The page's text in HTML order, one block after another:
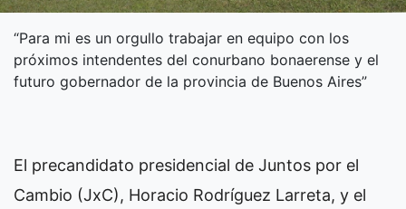
“Para mi es un orgullo trabajar en equipo con los
próximos intendentes del conurbano bonaerense y el
futuro gobernador de la provincia de Buenos Aires”
El precandidato presidencial de Juntos por el
Cambio (JxC), Horacio Rodríguez Larreta, y el